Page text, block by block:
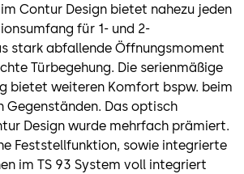
im Contur Design bietet nahezu jeden
für 1- und 2-
stark abfallende Öffnungsmoment
Türbegehung. Die serienmäßige
bietet weiteren Komfort bspw. beim
Gegenständen. Das optisch
Design wurde mehrfach prämiert.
Feststellfunktion, sowie integrierte
im TS 93 System voll integriert